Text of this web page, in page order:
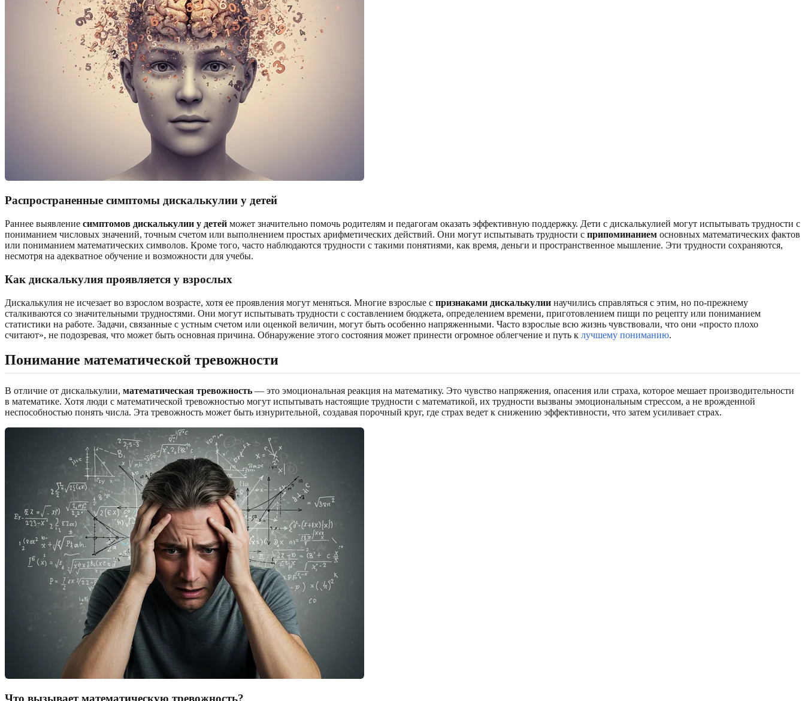
Распространенные симптомы дискалькулии у детей
Раннее выявление симптомов дискалькулии у детей может значительно помочь родителям и педагогам оказать эффективную поддержку. Дети с дискалькулией могут испытывать трудности с
пониманием числовых значений, точным счетом или выполнением простых арифметических действий. Они могут испытывать трудности с припоминанием основных математических фактов
или пониманием математических символов. Кроме того, часто наблюдаются трудности с такими понятиями, как время, деньги и пространственное мышление. Эти трудности сохраняются,
несмотря на адекватное обучение и возможности для учебы.
Как дискалькулия проявляется у взрослых
Дискалькулия не исчезает во взрослом возрасте, хотя ее проявления могут меняться. Многие взрослые с признаками дискалькулии научились справляться с этим, но по-прежнему
сталкиваются со значительными трудностями. Они могут испытывать трудности с составлением бюджета, определением времени, приготовлением пищи по рецепту или пониманием
статистики на работе. Задачи, связанные с устным счетом или оценкой величин, могут быть особенно напряженными. Часто взрослые всю жизнь чувствовали, что они «просто плохо
считают», не подозревая, что может быть основная причина. Обнаружение этого состояния может принести огромное облегчение и путь к лучшему пониманию.
Понимание математической тревожности
В отличие от дискалькулии, математическая тревожность — это эмоциональная реакция на математику. Это чувство напряжения, опасения или страха, которое мешает производительности
в математике. Хотя люди с математической тревожностью могут испытывать настоящие трудности с математикой, их трудности вызваны эмоциональным стрессом, а не врожденной
неспособностью понять числа. Эта тревожность может быть изнурительной, создавая порочный круг, где страх ведет к снижению эффективности, что затем усиливает страх.
Что вызывает математическую тревожность?